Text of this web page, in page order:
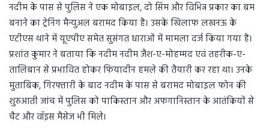
नदीम के पास से पुलिस ने एक मोबाइल, दो सिम और विभिन्न प्रकार का बम
बनाने का ट्रेनिंग मैन्युअल बरामद किया है। उसके खिलाफ लखनऊ के
एटीएस थाने में यूएपीए समेत सुसंगत धाराओं में मामला दर्ज किया गया है।
प्रशांत कुमार ने बताया कि नदीम नदीम जैश-ए-मोहम्मद एवं तहरीक-ए-
तालिबान से प्रभावित होकर फियादीन हमले की तैयारी कर रहा था। उनके
मुताबिक, गिरफ्तारी के बाद नदीम के पास से बरामद मोबाइल फोन की
शुरुआती जांच में पुलिस को पाकिस्तान और अफगानिस्तान के आतंकियों से
चैट और वॉइस मैसेज भी मिले।